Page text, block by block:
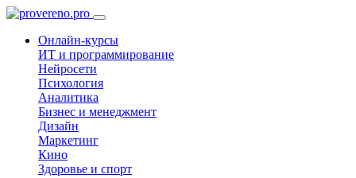
Онлайн-курсы
ИТ и программирование
Нейросети
Психология
Аналитика
Бизнес и менеджмент
Дизайн
Маркетинг
Кино
Здоровье и спорт